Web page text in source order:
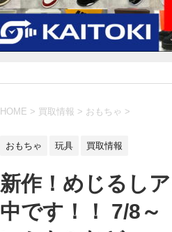
HOME > 買取情報 > おもちゃ >
おもちゃ 玩具 買取情報
新作！めじるし
中です！！ 7/8